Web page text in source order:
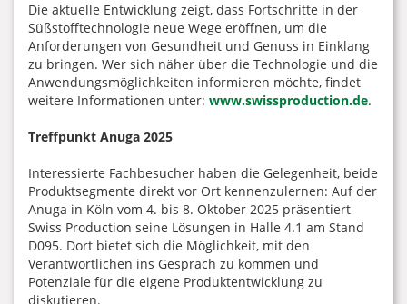
Die aktuelle Entwicklung zeigt, dass Fortschritte in der
Süßstofftechnologie neue Wege eröffnen, um die
Anforderungen von Gesundheit und Genuss in Einklang
zu bringen. Wer sich näher über die Technologie und die
Anwendungsmöglichkeiten informieren möchte, findet
weitere Informationen unter: www.swissproduction.de.
Treffpunkt Anuga 2025
Interessierte Fachbesucher haben die Gelegenheit, beide
Produktsegmente direkt vor Ort kennenzulernen: Auf der
Anuga in Köln vom 4. bis 8. Oktober 2025 präsentiert
Swiss Production seine Lösungen in Halle 4.1 am Stand
D095. Dort bietet sich die Möglichkeit, mit den
Verantwortlichen ins Gespräch zu kommen und
Potenziale für die eigene Produktentwicklung zu
diskutieren.